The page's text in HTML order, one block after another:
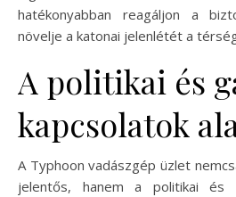
hatékonyabban reagáljon a
növelje a katonai jelenlétét a
A politikai és
kapcsolatok
A Typhoon vadászgép üzlet
jelentős, hanem a politikai és